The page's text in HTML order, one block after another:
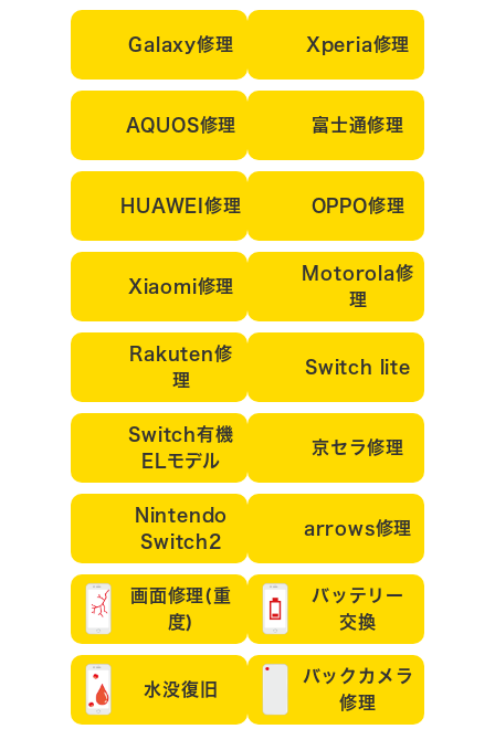
Galaxy修理 Xperia修理
AQUOS修理 富士通修理
HUAWEI修理 OPPO修理
Xiaomi修理
Motorola修
理
Rakuten修
理
Switch lite
Switch有機
ELモデル
京セラ修理
Nintendo
Switch2
arrows修理
画面修理(重
度)
バッテリー
交換
水没復旧
バックカメラ
修理